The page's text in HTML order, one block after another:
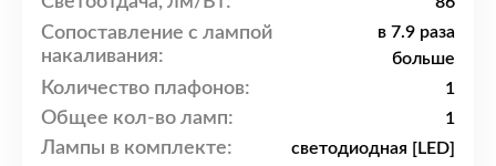
Сопоставление с лампой
накаливания:
в 7.9 раза
больше
Количество плафонов: 1
Общее кол-во ламп: 1
Лампы в комплекте: светодиодная [LED]